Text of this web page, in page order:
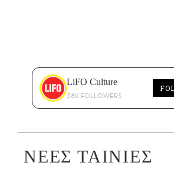
LiFO Culture
58K FOLLOWERS
ΝΕΕΣ ΤΑΙΝΙΕΣ